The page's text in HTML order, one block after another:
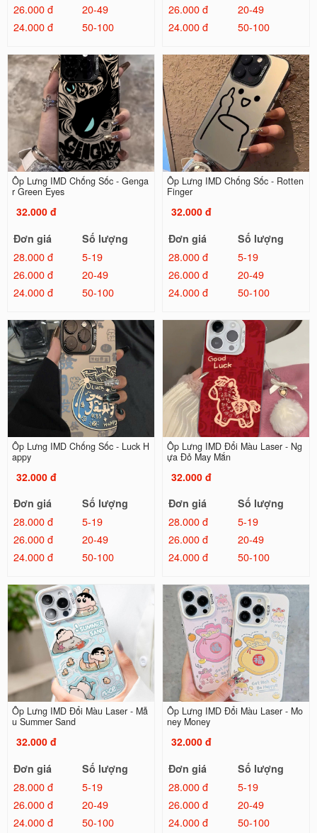
26.000 đ
20-49
24.000 đ
50-100
26.000 đ
20-49
24.000 đ
50-100
Ốp Lưng IMD Chống Sốc - Genga
r Green Eyes
32.000 đ
Đơn giá
Số lượng
28.000 đ
5-19
26.000 đ
20-49
24.000 đ
50-100
Ốp Lưng IMD Chống Sốc - Rotten
Finger
32.000 đ
Đơn giá
Số lượng
28.000 đ
5-19
26.000 đ
20-49
24.000 đ
50-100
Ốp Lưng IMD Chống Sốc - Luck H
appy
32.000 đ
Đơn giá
Số lượng
28.000 đ
5-19
26.000 đ
20-49
24.000 đ
50-100
Ốp Lưng IMD Đổi Màu Laser - Ng
ựa Đỏ May Mắn
32.000 đ
Đơn giá
Số lượng
28.000 đ
5-19
26.000 đ
20-49
24.000 đ
50-100
Ốp Lưng IMD Đổi Màu Laser - Mẫ
u Summer Sand
32.000 đ
Đơn giá
Số lượng
28.000 đ
5-19
26.000 đ
20-49
24.000 đ
50-100
Ốp Lưng IMD Đổi Màu Laser - Mo
ney Money
32.000 đ
Đơn giá
Số lượng
28.000 đ
5-19
26.000 đ
20-49
24.000 đ
50-100